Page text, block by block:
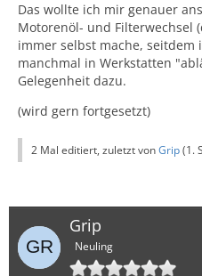
Das wollte ich mir genauer
Motorenöl- und Filterwechsel
immer selbst mache, seitdem
manchmal in Werkstatten
Gelegenheit dazu.
(wird gern fortgesetzt)
2 Mal editiert, zuletzt vonGrip(1.
Grip
Neuling